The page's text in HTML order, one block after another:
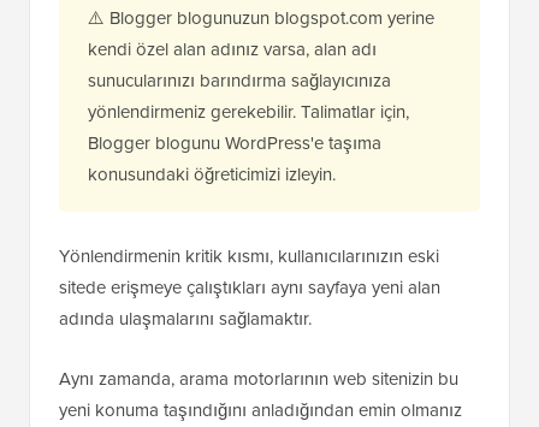
⚠️ Blogger blogunuzun blogspot.com yerine
kendi özel alan adınız varsa, alan adı
sunucularınızı barındırma sağlayıcınıza
yönlendirmeniz gerekebilir. Talimatlar için,
Blogger blogunu WordPress'e taşıma
konusundaki öğreticimizi izleyin.
Yönlendirmenin kritik kısmı, kullanıcılarınızın eski
sitede erişmeye çalıştıkları aynı sayfaya yeni alan
adında ulaşmalarını sağlamaktır.
Aynı zamanda, arama motorlarının web sitenizin bu
yeni konuma taşındığını anladığından emin olmanız